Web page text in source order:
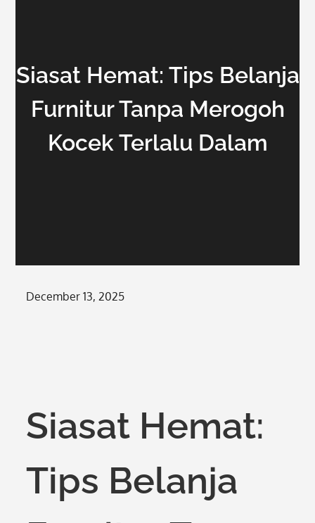
Siasat Hemat: Tips Belanja
Furnitur Tanpa Merogoh
Kocek Terlalu Dalam
Posted
December 13, 2025
Siasat Hemat:
Tips Belanja